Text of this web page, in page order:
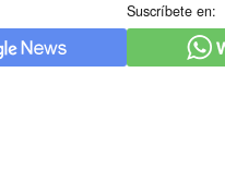
Suscríbete en: